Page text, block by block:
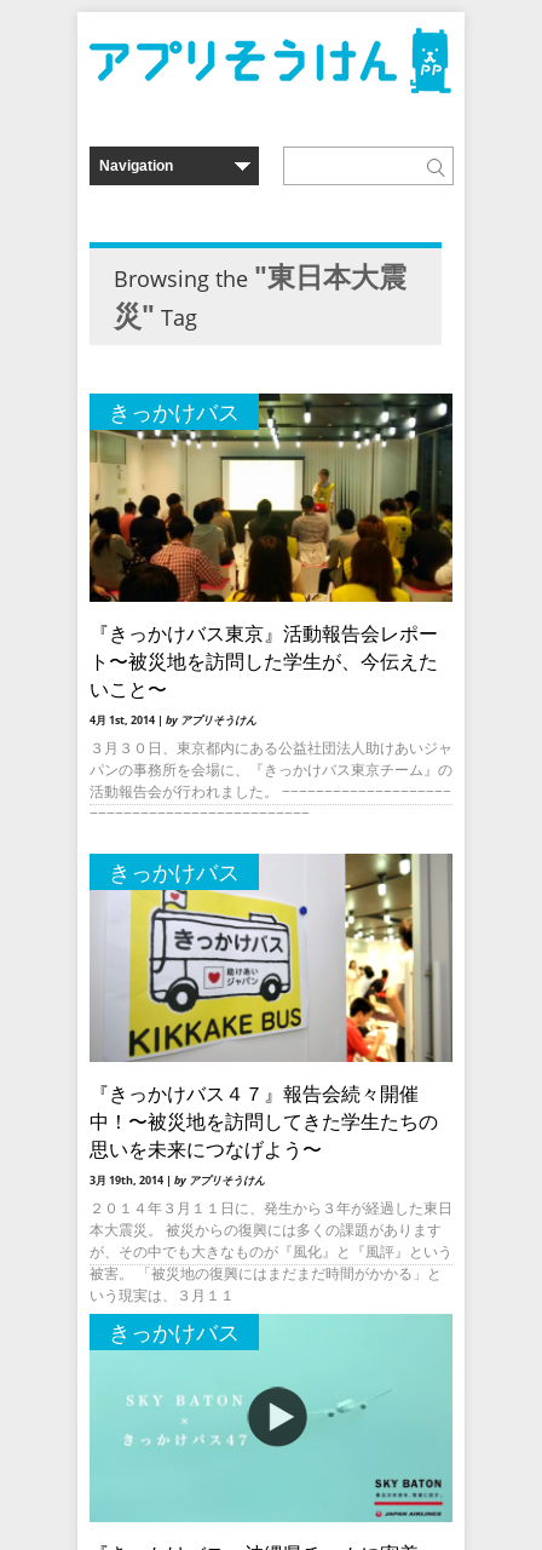
Browsing the "東日本大震
災" Tag
きっかけバス
『きっかけバス東京』活動報告会レポー
ト〜被災地を訪問した学生が、今伝えた
いこと〜
4月 1st, 2014 | by アプリそうけん
３月３０日、東京都内にある公益社団法人助けあいジャ
パンの事務所を会場に、『きっかけバス東京チーム』の
活動報告会が行われました。 −−−−−−−−−−−−−−−−−−−−
−−−−−−−−−−−−−−−−−−−−−−−−−−
きっかけバス
『きっかけバス４７』報告会続々開催
中！〜被災地を訪問してきた学生たちの
思いを未来につなげよう〜
3月 19th, 2014 | by アプリそうけん
２０１４年３月１１日に、発生から３年が経過した東日
本大震災。 被災からの復興には多くの課題があります
が、その中でも大きなものが『風化』と『風評』という
被害。 「被災地の復興にはまだまだ時間がかかる」と
いう現実は、３月１１
きっかけバス